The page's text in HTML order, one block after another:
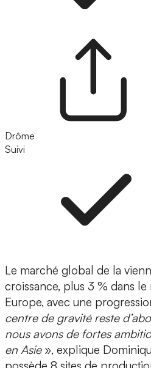
Drôme
Suivi
Le marché global de la
croissance, plus 3 % dans
Europe, avec une
centre de gravité reste
nous avons de fortes
en Asie », explique